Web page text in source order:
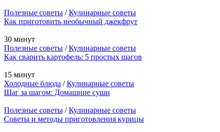
Полезные советы /Кулинарные советы
Как приготовить необычный джекфрут
30 минут
Полезные советы /Кулинарные советы
Как сварить картофель: 5 простых шагов
15 минут
Холодные блюда /Кулинарные советы
Шаг за шагом: Домашние суши
Полезные советы /Кулинарные советы
Советы и методы приготовления курицы